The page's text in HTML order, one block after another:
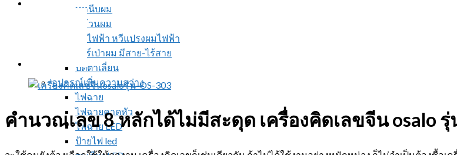
ที่หนีบผม
ที่ม้วนผม
หวีไฟฟ้า หวีแปรงผมไฟฟ้า
ไดร์เป่าผม มีสาย-ไร้สาย
ปัตตาเลี่ยน
อุปกรณ์เพิ่มความสว่าง
ไฟฉาย
ไฟฉายคาดหัว
ไฟฉาย LED
ป้ายไฟ led
คำนวณเลข 8 หลักได้ไม่มีสะดุด เครื่องคิดเลขจีน osalo รุ่